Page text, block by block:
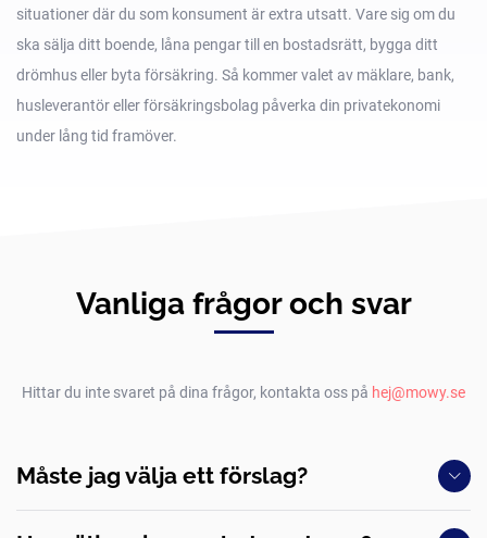
situationer där du som konsument är extra utsatt. Vare sig om du
ska sälja ditt boende, låna pengar till en bostadsrätt, bygga ditt
drömhus eller byta försäkring. Så kommer valet av mäklare, bank,
husleverantör eller försäkringsbolag påverka din privatekonomi
under lång tid framöver.
Vanliga frågor och svar
Hittar du inte svaret på dina frågor, kontakta oss på hej@mowy.se
Måste jag välja ett förslag?